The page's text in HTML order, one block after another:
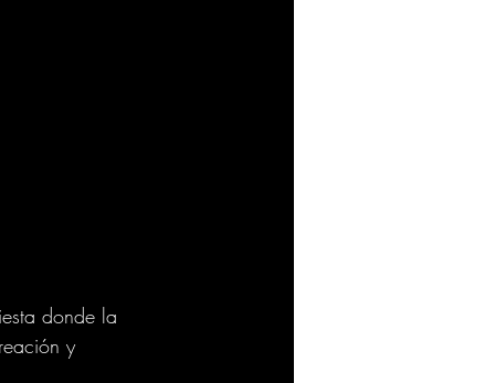
donde la
y